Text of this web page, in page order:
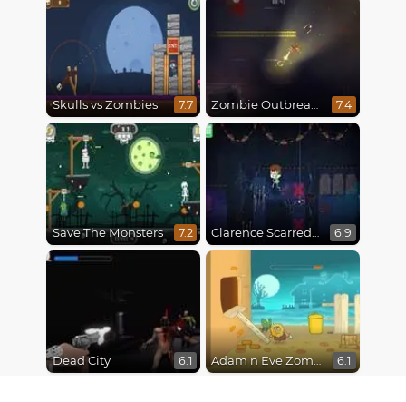
Skulls vs Zombies 7.7 Zombie Outbreak Arena 7.4
Save The Monsters 7.2 Clarence Scarred Silly 6.9
Dead City 6.1 Adam n Eve Zombies 6.1